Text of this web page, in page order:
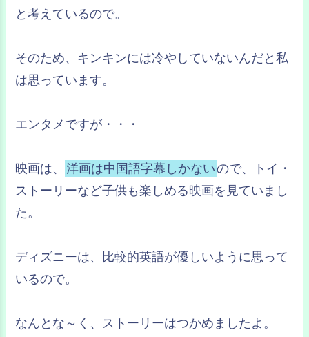
と考えているので。
そのため、キンキンには冷やしていないんだと私
は思っています。
エンタメですが・・・
映画は、 洋画は中国語字幕しかないので、トイ・
ストーリーなど子供も楽しめる映画を見ていまし
た。
ディズニーは、比較的英語が優しいように思って
いるので。
なんとな～く、ストーリーはつかめましたよ。